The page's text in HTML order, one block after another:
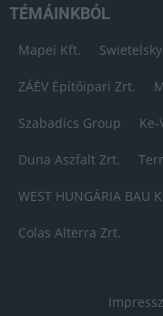
TÉMÁINKBÓL
Mapei Kft.
ZÁÉV Építőipari Zrt.
Szabadics Group
Duna Aszfalt Zrt.
WEST HUNGÁRIA BAU
Colas Alterra Zrt.